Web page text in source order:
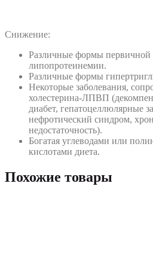
Снижение:
Различные формы первичной
липопротеинемии.
Различные формы
Некоторые заболевания,
холестерина-ЛПВП
диабет, гепатоцеллюлярные
нефротический синдром,
недостаточность).
Богатая углеводами или
кислотами диета.
Похожие товары